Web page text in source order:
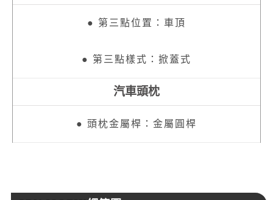
● 第三點位置：車頂
● 第三點樣式：掀蓋式
汽車頭枕
● 頭枕金屬桿：金屬圓桿